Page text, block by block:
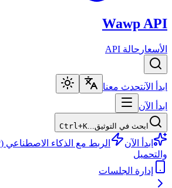
Wawp API
الأسعار حالة API
ابدأ الآنتحدث معنا
ابدأ الآن
ابحث في التوثيق... Ctrl+K
ابدأ الآن الربط مع الذكاء الاصطناعي (MCP)
والتحميل
إدارة الجلسات